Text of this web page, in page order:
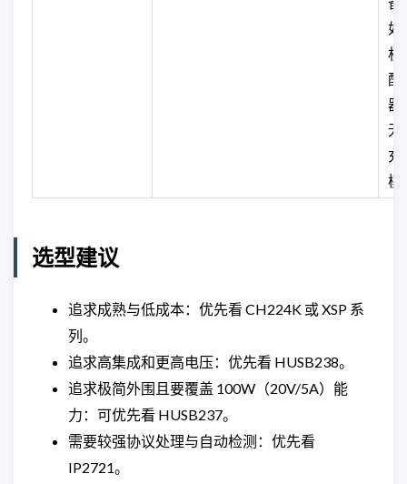
如
机
配
器
无
充
模
选型建议
追求成熟与低成本：优先看 CH224K 或 XSP 系
列。
追求高集成和更高电压：优先看 HUSB238。
追求极简外围且要覆盖 100W（20V/5A）能
力：可优先看 HUSB237。
需要较强协议处理与自动检测：优先看
IP2721。